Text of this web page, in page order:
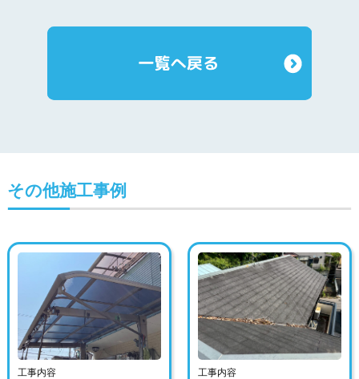
その他施工事例
工事内容 工事内容